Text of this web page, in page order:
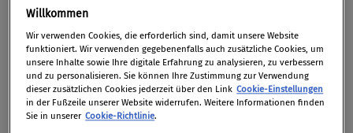
um Missstände in der Verwaltung aufdecken zu
können. Transparency International – Austrian
Chapter (TI-AC) ist davon überzeugt, dass anonyme
Hinweisgebersysteme eine wesentliche Rolle in der
Förderung korruptionsresistenter Integritätssysteme
im öffentlichen wie auch privaten Sektor spielen.
Willkommen
Wir verwenden Cookies, die erforderlich sind, damit unsere Website
funktioniert. Wir verwenden gegebenenfalls auch zusätzliche Cookies, um
unsere Inhalte sowie Ihre digitale Erfahrung zu analysieren, zu verbessern
und zu personalisieren. Sie können Ihre Zustimmung zur Verwendung
dieser zusätzlichen Cookies jederzeit über den Link Cookie-Einstellungen
in der Fußzeile unserer Website widerrufen. Weitere Informationen finden
Sie in unserer Cookie-Richtlinie.